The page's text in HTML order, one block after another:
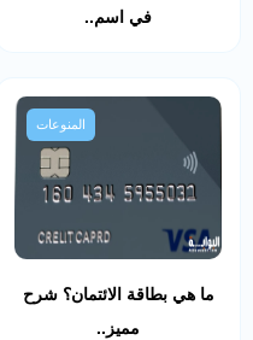
في اسم..
المنوعات
ما هي بطاقة الائتمان؟ شرح
مميز..